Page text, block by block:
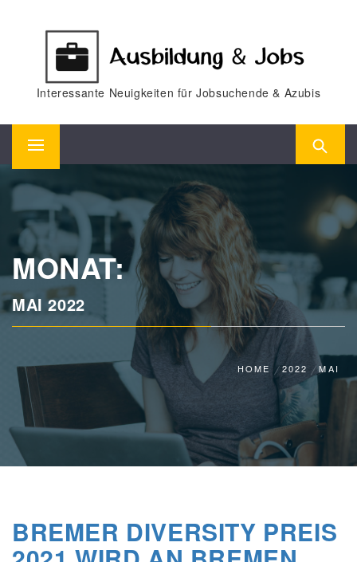
Interessante Neuigkeiten für Jobsuchende & Azubis
Primary
Menu
MONAT:
MAI 2022
HOME 2022 MAI
BREMER DIVERSITY PREIS